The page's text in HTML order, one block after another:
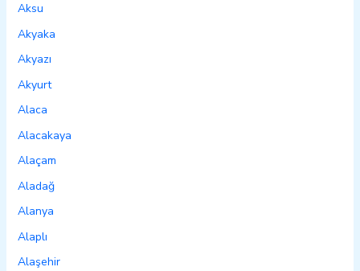
Aksu
Akyaka
Akyazı
Akyurt
Alaca
Alacakaya
Alaçam
Aladağ
Alanya
Alaplı
Alaşehir